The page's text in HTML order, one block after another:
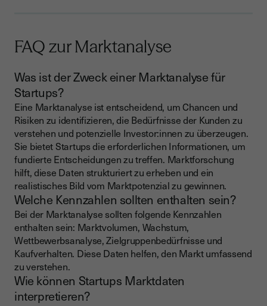
FAQ zur Marktanalyse
Was ist der Zweck einer Marktanalyse für
Startups?
Eine Marktanalyse ist entscheidend, um Chancen und
Risiken zu identifizieren, die Bedürfnisse der Kunden zu
verstehen und potenzielle Investor:innen zu überzeugen.
Sie bietet Startups die erforderlichen Informationen, um
fundierte Entscheidungen zu treffen. Marktforschung
hilft, diese Daten strukturiert zu erheben und ein
realistisches Bild vom Marktpotenzial zu gewinnen.
Welche Kennzahlen sollten enthalten sein?
Bei der Marktanalyse sollten folgende Kennzahlen
enthalten sein: Marktvolumen, Wachstum,
Wettbewerbsanalyse, Zielgruppenbedürfnisse und
Kaufverhalten. Diese Daten helfen, den Markt umfassend
zu verstehen.
Wie können Startups Marktdaten
interpretieren?